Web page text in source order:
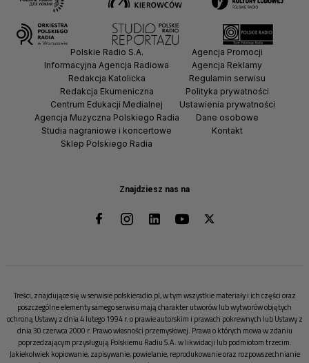
Znajdziesz nas na
Polskie Radio S.A.
Informacyjna Agencja Radiowa
Redakcja Katolicka
Redakcja Ekumeniczna
Centrum Edukacji Medialnej
Agencja Muzyczna Polskiego Radia
Studia nagraniowe i koncertowe
Sklep Polskiego Radia
Agencja Promocji
Agencja Reklamy
Regulamin serwisu
Polityka prywatności
Ustawienia prywatności
Dane osobowe
Kontakt
Treści, znajdujące się w serwisie polskieradio.pl, w tym wszystkie materiały i ich części oraz
poszczególne elementy samego serwisu mają charakter utworów lub wytworów objętych
ochroną Ustawy z dnia 4 lutego 1994 r. o prawie autorskim i prawach pokrewnych lub Ustawy z
dnia 30 czerwca 2000 r. Prawo własności przemysłowej. Prawa o których mowa w zdaniu
poprzedzającym przysługują Polskiemu Radiu S.A. w likwidacji lub podmiotom trzecim.
Jakiekolwiek kopiowanie, zapisywanie, powielanie, reprodukowanie oraz rozpowszechnianie